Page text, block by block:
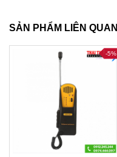
SẢN PHẨM LIÊN QUAN
-5%